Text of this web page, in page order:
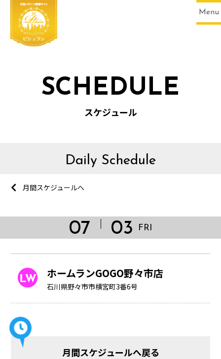
Menu
SCHEDULE
スケジュール
Daily Schedule
月間スケジュールへ
07 03 FRI
ホームランGOGO野々市店
石川県野々市市横宮町3番6号
月間スケジュールへ戻る